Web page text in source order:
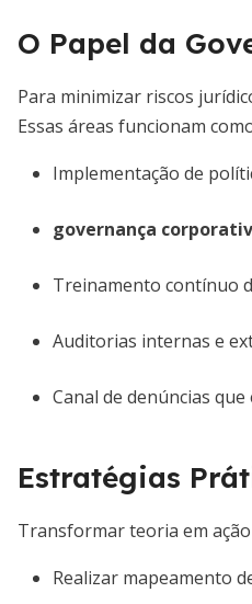
O Papel da
Para minimizar riscos
Essas áreas funcionam
Implementação de
governança
Treinamento contínuo
Auditorias internas e
Canal de denúncias
Estratégias
Transformar teoria em
Realizar mapeamento